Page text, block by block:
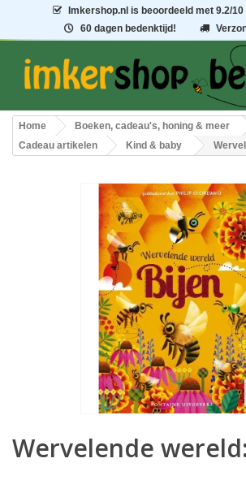
Imkershop.nl is beoordeeld met9.2/10
60 dagen bedenktijd!
Home
Boeken, cadeau's, honing & meer
Cadeau artikelen
Kind & baby
Wervelende